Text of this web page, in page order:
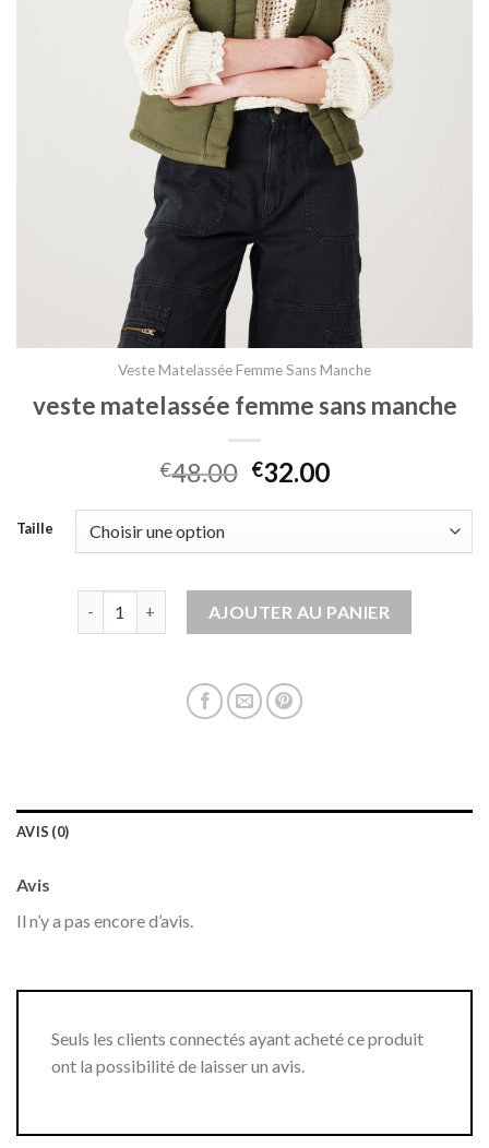
Veste Matelassée Femme Sans Manche
veste matelassée femme sans manche
€48.00 €32.00
Taille
AJOUTER AU PANIER
AVIS (0)
Avis
Il n’y a pas encore d’avis.
Seuls les clients connectés ayant acheté ce produit
ont la possibilité de laisser un avis.